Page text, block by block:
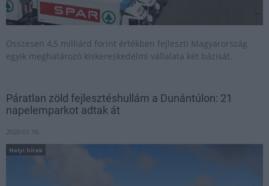
Összesen 4,5 milliárd forint értékben fejleszti Magyarország
egyik meghatározó kiskereskedelmi vállalata két bázisát.
Páratlan zöld fejlesztéshullám a Dunántúlon: 21
napelemparkot adtak át
2020.01.16
Helyi hírek